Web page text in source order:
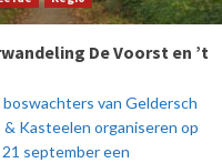
De Voorst en ’t
boswachters van Geldersch
& Kasteelen organiseren op
september een